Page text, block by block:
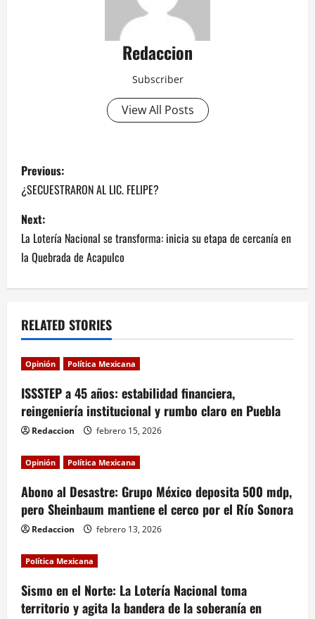
Redaccion
Subscriber
View All Posts
P
o
s
t
n
a
v
i
g
a
t
i
o
n
Previous:
¿SECUESTRARON AL LIC. FELIPE?
Next:
La Lotería Nacional se transforma: inicia su etapa de cercanía en
la Quebrada de Acapulco
RELATED STORIES
Opinión Política Mexicana
ISSSTEP a 45 años: estabilidad financiera,
reingeniería institucional y rumbo claro en Puebla
Redaccion febrero 15, 2026
Opinión Política Mexicana
Abono al Desastre: Grupo México deposita 500 mdp,
pero Sheinbaum mantiene el cerco por el Río Sonora
Redaccion febrero 13, 2026
Política Mexicana
Sismo en el Norte: La Lotería Nacional toma
territorio y agita la bandera de la soberanía en